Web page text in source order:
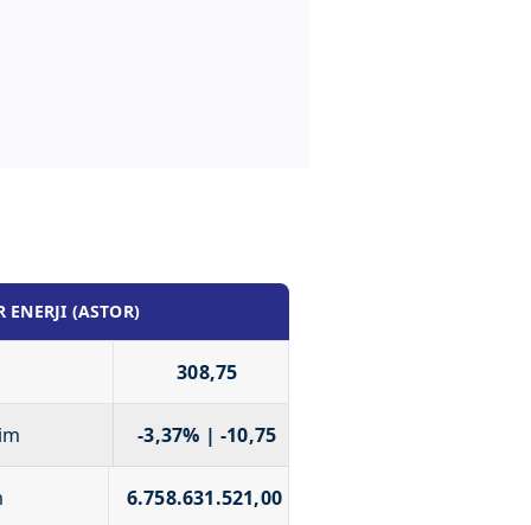
ENERJI (ASTOR)
308,75
-3,37% | -10,75
6.758.631.521,00